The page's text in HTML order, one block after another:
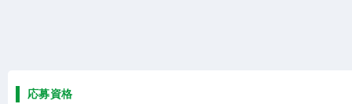
応募資格